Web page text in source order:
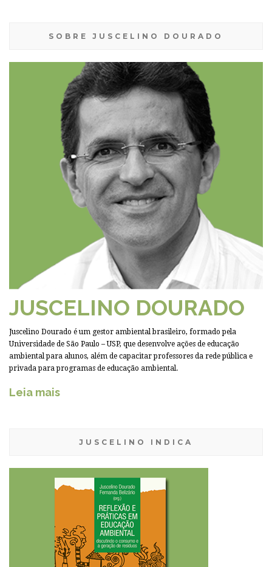
SOBRE JUSCELINO DOURADO
JUSCELINO DOURADO
Juscelino Dourado é um gestor ambiental brasileiro, formado pela
Universidade de São Paulo – USP, que desenvolve ações de educação
ambiental para alunos, além de capacitar professores da rede pública e
privada para programas de educação ambiental.
Leia mais
JUSCELINO INDICA